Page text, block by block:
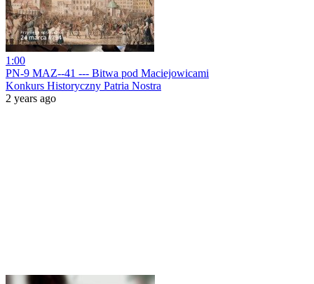
1:00
PN-9 MAZ--41 --- Bitwa pod Maciejowicami
Konkurs Historyczny Patria Nostra
2 years ago